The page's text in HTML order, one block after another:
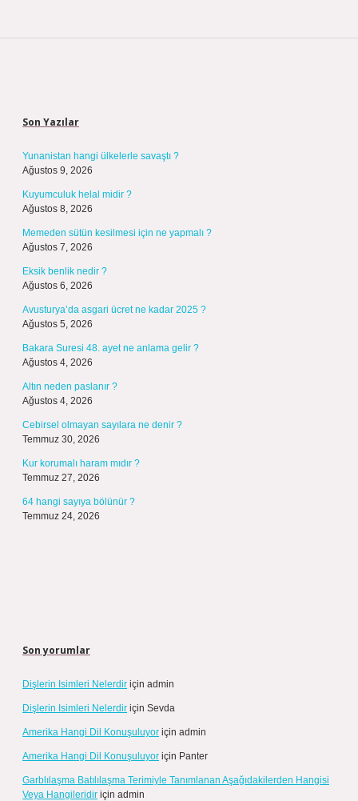
Son Yazılar
Yunanistan hangi ülkelerle savaştı ?
Ağustos 9, 2026
Kuyumculuk helal midir ?
Ağustos 8, 2026
Memeden sütün kesilmesi için ne yapmalı ?
Ağustos 7, 2026
Eksik benlik nedir ?
Ağustos 6, 2026
Avusturya’da asgari ücret ne kadar 2025 ?
Ağustos 5, 2026
Bakara Suresi 48. ayet ne anlama gelir ?
Ağustos 4, 2026
Altın neden paslanır ?
Ağustos 4, 2026
Cebirsel olmayan sayılara ne denir ?
Temmuz 30, 2026
Kur korumalı haram mıdır ?
Temmuz 27, 2026
64 hangi sayıya bölünür ?
Temmuz 24, 2026
Son yorumlar
Dişlerin Isimleri Nelerdir için admin
Dişlerin Isimleri Nelerdir için Sevda
Amerika Hangi Dil Konuşuluyor için admin
Amerika Hangi Dil Konuşuluyor için Panter
Garblılaşma Batılılaşma Terimiyle Tanımlanan Aşağıdakilerden Hangisi
Veya Hangileridir için admin